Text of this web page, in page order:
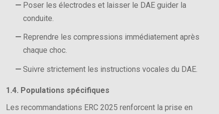
Poser les électrodes et laisser le DAE guider la
conduite.
Reprendre les compressions immédiatement après
chaque choc.
Suivre strictement les instructions vocales du DAE.
1.4. Populations spécifiques
Les recommandations ERC 2025 renforcent la prise en